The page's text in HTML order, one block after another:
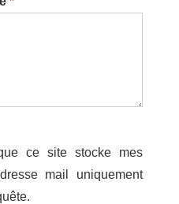
ce site stocke mes
mail uniquement